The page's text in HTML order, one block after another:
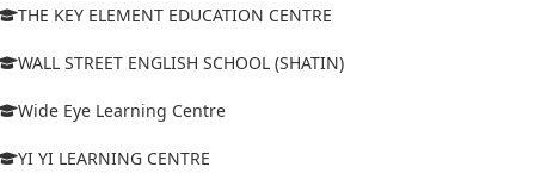
THE KEY ELEMENT EDUCATION CENTRE
WALL STREET ENGLISH SCHOOL (SHATIN)
Wide Eye Learning Centre
YI YI LEARNING CENTRE